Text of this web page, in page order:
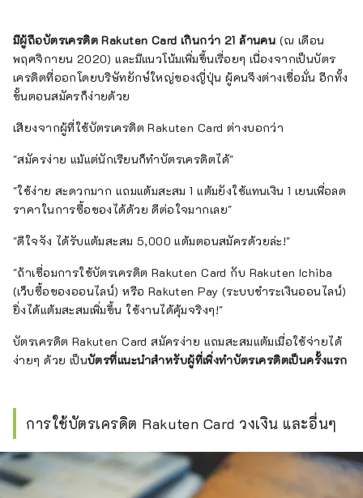
มีผู้ถือบัตรเครดิต Rakuten Card เกินกว่า 21 ล้านคน (ณ เดือน
พฤศจิกายน 2020) และมีแนวโน้มเพิ่มขึ้นเรื่อยๆ เนื่องจากเป็นบัตร
เครดิตที่ออกโดยบริษัทยักษ์ใหญ่ของญี่ปุ่น ผู้คนจึงต่างเชื่อมั่น อีกทั้ง
ขั้นตอนสมัครก็ง่ายด้วย
เสียงจากผู้ที่ใช้บัตรเครดิต Rakuten Card ต่างบอกว่า
"สมัครง่าย แม้แต่นักเรียนก็ทำบัตรเครดิตได้"
"ใช้ง่าย สะดวกมาก แถมแต้มสะสม 1 แต้มยังใช้แทนเงิน 1 เยนเพื่อลด
ราคาในการซื้อของได้ด้วย ดีต่อใจมากเลย"
"ดีใจจัง ได้รับแต้มสะสม 5,000 แต้มตอนสมัครด้วยล่ะ!"
"ถ้าเชื่อมการใช้บัตรเครดิต Rakuten Card กับ Rakuten Ichiba
(เว็บซื้อของออนไลน์) หรือ Rakuten Pay (ระบบชำระเงินออนไลน์)
ยิ่งได้แต้มสะสมเพิ่มขึ้น ใช้งานได้คุ้มจริงๆ!"
บัตรเครดิต Rakuten Card สมัครง่าย แถมสะสมแต้มเมื่อใช้จ่ายได้
ง่ายๆ ด้วย เป็นบัตรที่แนะนำสำหรับผู้ที่เพิ่งทำบัตรเครดิตเป็นครั้งแรก
การใช้บัตรเครดิต Rakuten Card วงเงิน และอื่นๆ